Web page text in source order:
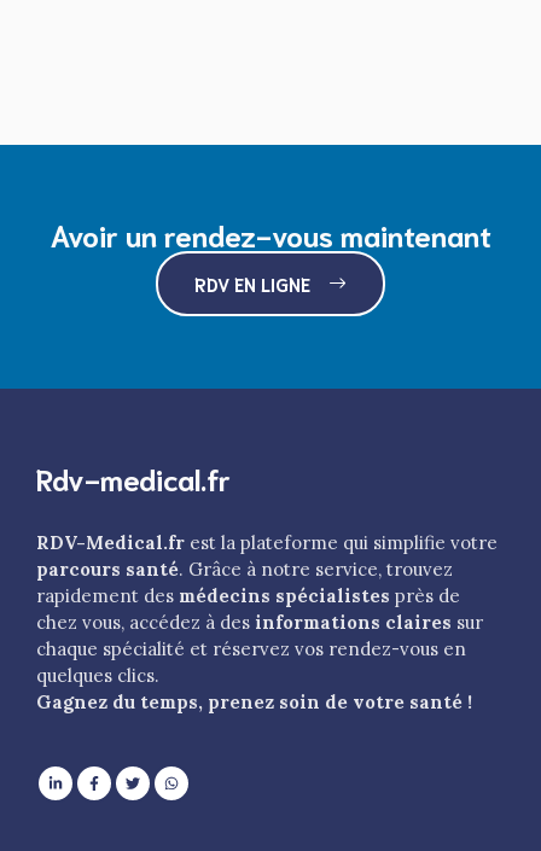
Avoir un rendez-vous maintenant
RDV EN LIGNE
Rdv-medical.fr
RDV-Medical.fr est la plateforme qui simplifie votre
parcours santé. Grâce à notre service, trouvez
rapidement des médecins spécialistes près de
chez vous, accédez à des informations claires sur
chaque spécialité et réservez vos rendez-vous en
quelques clics.
Gagnez du temps, prenez soin de votre santé !